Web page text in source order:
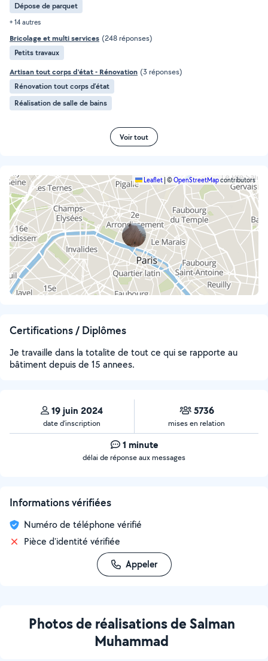
Dépose de parquet
+ 14 autres
Bricolage et multi services (248 réponses)
Petits travaux
Artisan tout corps d'état - Rénovation (3 réponses)
Rénovation tout corps d’état
Réalisation de salle de bains
Voir tout
Leaflet ©OpenStreetMapcontributors
Certifications / Diplômes
Je travaille dans la totalite de tout ce qui se rapporte au
bâtiment depuis de 15 annees.
19 juin 2024
date d’inscription
5736
mises en relation
1 minute
délai de réponse aux messages
Informations vérifiées
Numéro de téléphone vérifié
Pièce d'identité vérifiée
Appeler
Photos de réalisations de Salman
Muhammad